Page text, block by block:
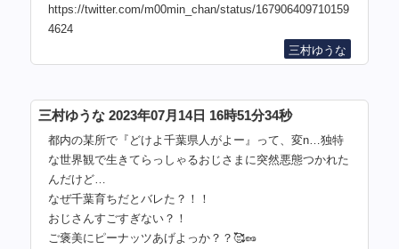
https://twitter.com/m00min_chan/status/167906409710159
4624
三村ゆうな
三村ゆうな 2023年07月14日 16時51分34秒
都内の某所で『どけよ千葉県人がよー』って、変n…独特
な世界観で生きてらっしゃるおじさまに突然悪態つかれた
んだけど…
なぜ千葉育ちだとバレた？！！
おじさんすごすぎない？！
ご褒美にピーナッツあげよっか？？🥰🥜